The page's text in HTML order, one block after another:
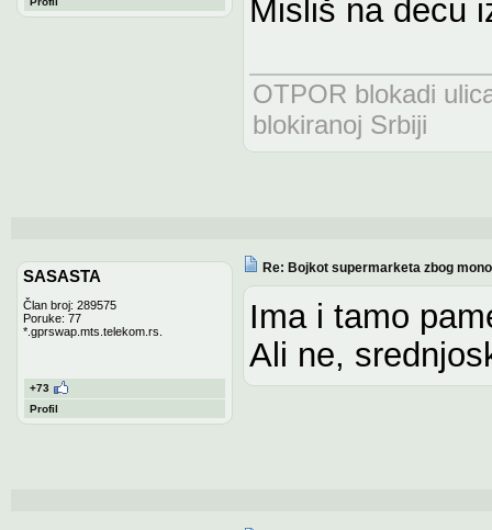
Misliš na decu
OTPOR blokadi
blokiranoj Srbiji
SASASTA
Član broj: 289575
Poruke: 77
*.gprswap.mts.telekom.rs.
+73
Profil
Re: Bojkot supermarketa zbog
Ima i tamo
Ali ne,